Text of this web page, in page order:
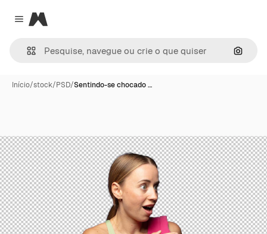
Close menu
Magnific
Início/stock/PSD/Sentindo-se chocado …